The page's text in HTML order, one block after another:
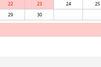
22 23 24 25
29 30